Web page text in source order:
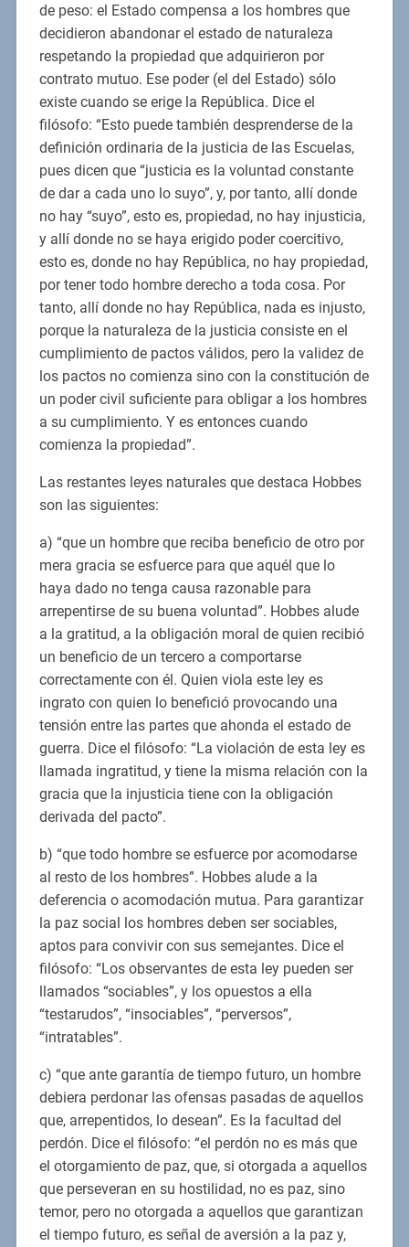
de peso: el Estado compensa a los hombres que
decidieron abandonar el estado de naturaleza
respetando la propiedad que adquirieron por
contrato mutuo. Ese poder (el del Estado) sólo
existe cuando se erige la República. Dice el
filósofo: “Esto puede también desprenderse de la
definición ordinaria de la justicia de las Escuelas,
pues dicen que “justicia es la voluntad constante
de dar a cada uno lo suyo”, y, por tanto, allí donde
no hay “suyo”, esto es, propiedad, no hay injusticia,
y allí donde no se haya erigido poder coercitivo,
esto es, donde no hay República, no hay propiedad,
por tener todo hombre derecho a toda cosa. Por
tanto, allí donde no hay República, nada es injusto,
porque la naturaleza de la justicia consiste en el
cumplimiento de pactos válidos, pero la validez de
los pactos no comienza sino con la constitución de
un poder civil suficiente para obligar a los hombres
a su cumplimiento. Y es entonces cuando
comienza la propiedad”.
Las restantes leyes naturales que destaca Hobbes
son las siguientes:
a) “que un hombre que reciba beneficio de otro por
mera gracia se esfuerce para que aquél que lo
haya dado no tenga causa razonable para
arrepentirse de su buena voluntad”. Hobbes alude
a la gratitud, a la obligación moral de quien recibió
un beneficio de un tercero a comportarse
correctamente con él. Quien viola este ley es
ingrato con quien lo benefició provocando una
tensión entre las partes que ahonda el estado de
guerra. Dice el filósofo: “La violación de esta ley es
llamada ingratitud, y tiene la misma relación con la
gracia que la injusticia tiene con la obligación
derivada del pacto”.
b) “que todo hombre se esfuerce por acomodarse
al resto de los hombres”. Hobbes alude a la
deferencia o acomodación mutua. Para garantizar
la paz social los hombres deben ser sociables,
aptos para convivir con sus semejantes. Dice el
filósofo: “Los observantes de esta ley pueden ser
llamados “sociables”, y los opuestos a ella
“testarudos”, “insociables”, “perversos”,
“intratables”.
c) “que ante garantía de tiempo futuro, un hombre
debiera perdonar las ofensas pasadas de aquellos
que, arrepentidos, lo desean”. Es la facultad del
perdón. Dice el filósofo: “el perdón no es más que
el otorgamiento de paz, que, si otorgada a aquellos
que perseveran en su hostilidad, no es paz, sino
temor, pero no otorgada a aquellos que garantizan
el tiempo futuro, es señal de aversión a la paz y,